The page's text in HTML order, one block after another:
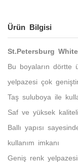
Ürün Bilgisi
St.Petersburg
Bu boyaların dörtte
yelpazesi çok
Taş suluboya ile
Saf ve yüksek
Ballı yapısı
kullanım imkanı
Geniş renk